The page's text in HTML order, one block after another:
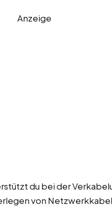
Anzeige
du bei der
von